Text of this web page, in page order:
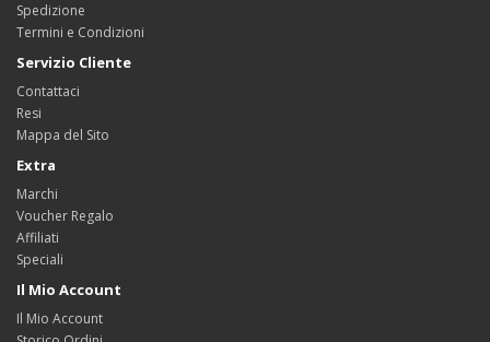
Spedizione
Termini e Condizioni
Servizio Cliente
Contattaci
Resi
Mappa del Sito
Extra
Marchi
Voucher Regalo
Affiliati
Speciali
Il Mio Account
Il Mio Account